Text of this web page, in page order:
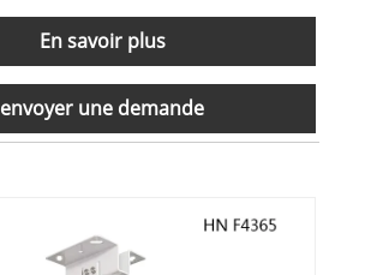
En savoir plus
envoyer une demande